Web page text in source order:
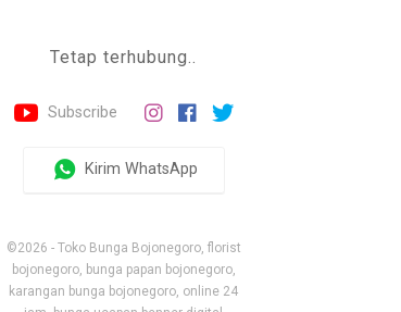
Tetap terhubung..
Subscribe
Kirim WhatsApp
©2026 - Toko Bunga Bojonegoro, florist
bojonegoro, bunga papan bojonegoro,
karangan bunga bojonegoro, online 24